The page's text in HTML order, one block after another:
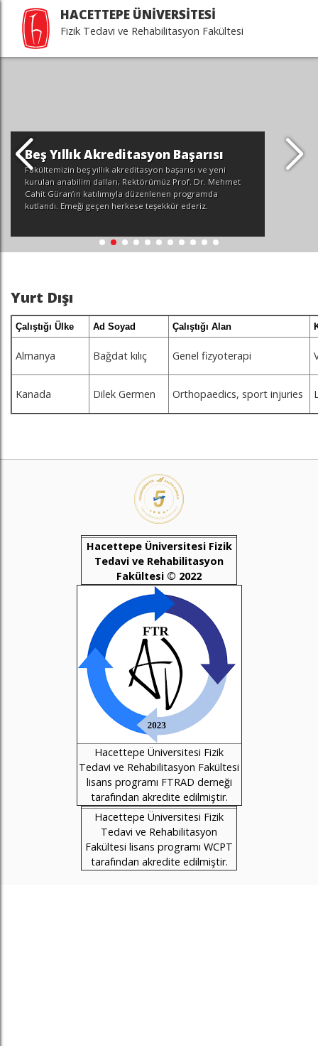
HACETTEPE ÜNİVERSİTESİ
Fizik Tedavi ve Rehabilitasyon Fakültesi
Beş Yıllık Akreditasyon Başarısı
Fakültemizin beş yıllık akreditasyon başarısı ve yeni
kurulan anabilim dalları, Rektörümüz Prof. Dr. Mehmet
Cahit Güran’ın katılımıyla düzenlenen programda
kutlandı. Emeği geçen herkese teşekkür ederiz.
Yurt Dışı
Çalıştığı Ülke Ad Soyad Çalıştığı Alan
Almanya Bağdat kılıç Genel fizyoterapi
Kanada Dilek Germen Orthopaedics, sport injuries
Hacettepe Üniversitesi Fizik
Tedavi ve Rehabilitasyon
Fakültesi © 2022
Hacettepe Üniversitesi Fizik
Tedavi ve Rehabilitasyon Fakültesi
lisans programı FTRAD derneği
tarafından akredite edilmiştir.
Hacettepe Üniversitesi Fizik
Tedavi ve Rehabilitasyon
Fakültesi lisans programı WCPT
tarafından akredite edilmiştir.